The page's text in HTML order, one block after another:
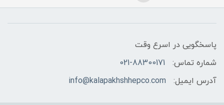
پاسخگویی در اسرع وقت
شماره تماس:
021-88300171
آدرس ایمیل:
info@kalapakhshhepco.com